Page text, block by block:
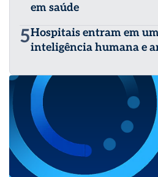
em saúde
5Hospitais entram em
inteligência humana e